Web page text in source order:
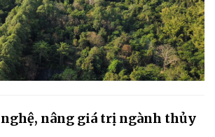
nâng giá trị ngành thủy